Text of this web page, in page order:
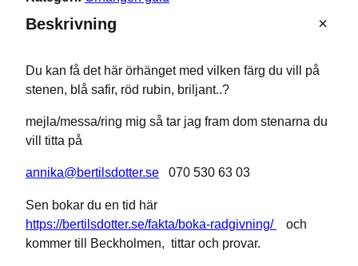
r
i
ä
n
g
d
Beskrivning
Du kan få det här örhänget med vilken färg du vill på
stenen, blå safir, röd rubin, briljant..?
mejla/messa/ring mig så tar jag fram dom stenarna du
vill titta på
annika@bertilsdotter.se 070 530 63 03
Sen bokar du en tid här
https://bertilsdotter.se/fakta/boka-radgivning/
och
kommer till Beckholmen, tittar och provar.
Nödvändiga
Dessa kakor
behövs för
att hemsidan
över huvud
fungera.
Statistik
För att vi
ska kunna
förbättra
hemsidans